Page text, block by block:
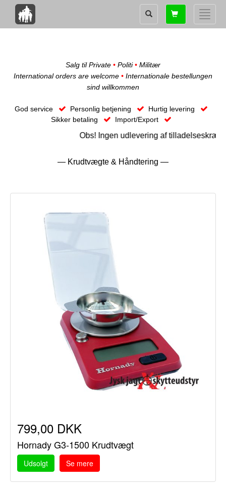
Toggle
Shopping
card
Salg til Private • Politi• Militær
International orders are welcome • Internationale bestellungen
sind willkommen
God service Personlig betjening
Hurtig levering
Sikker betaling
Import/Export
Obs! Ingen udlevering af
— Krudtvægte & Håndtering —
799,00 DKK
Hornady G3-1500 Krudtvægt
Udsolgt Se mere